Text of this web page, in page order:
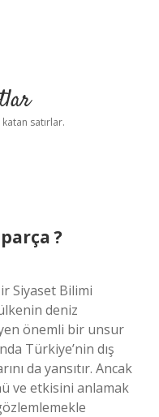
satırlar.
?
Siyaset Bilimi
deniz
önemli bir unsur
Türkiye’nin dış
da yansıtır. Ancak
ve etkisini anlamak